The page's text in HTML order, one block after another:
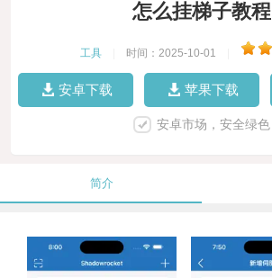
怎么挂梯子教程
工具 时间：2025-10-01
安卓下载 苹果下载
安卓市场，安全绿色
简介